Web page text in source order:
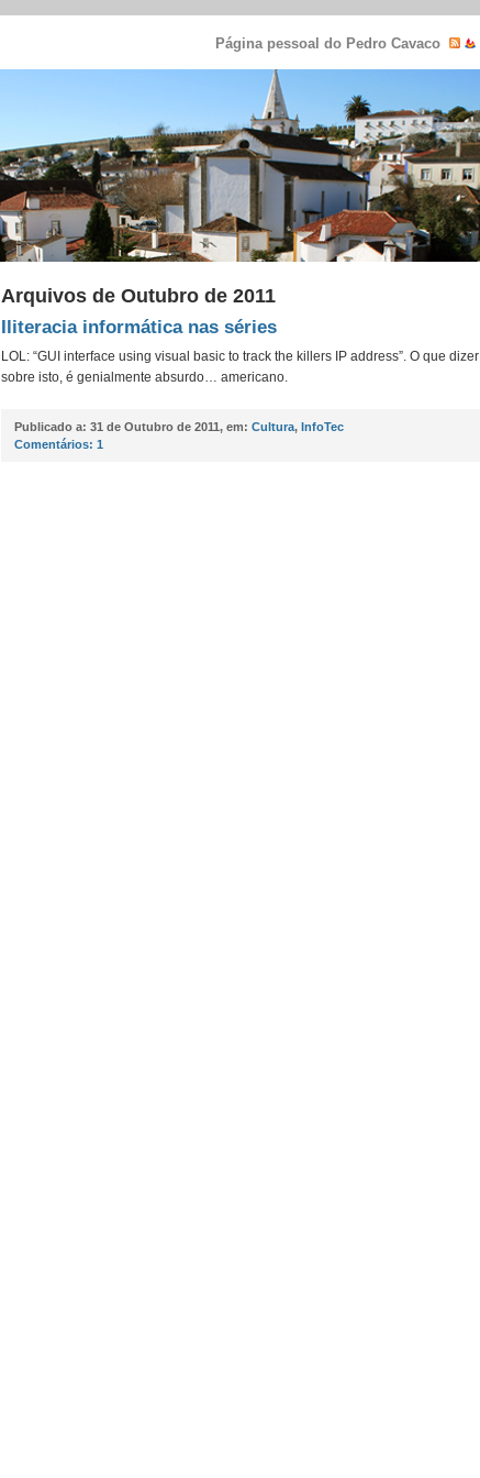
Página pessoal do Pedro Cavaco
Arquivos de Outubro de 2011
Iliteracia informática nas séries
LOL: “GUI interface using visual basic to track the killers IP address”. O que dizer
sobre isto, é genialmente absurdo… americano.
Publicado a: 31 de Outubro de 2011, em: Cultura, InfoTec
Comentários: 1